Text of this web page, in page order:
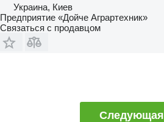
Украина, Киев
Предприятие «Дойче Аграртехник»
Связаться с продавцом
Следующая